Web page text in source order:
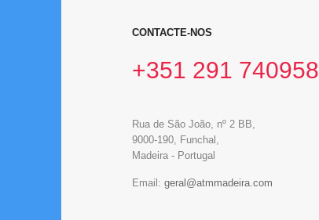
CONTACTE-NOS
+351 291 740958
Rua de São João, nº 2 BB,
9000-190, Funchal,
Madeira - Portugal
Email: